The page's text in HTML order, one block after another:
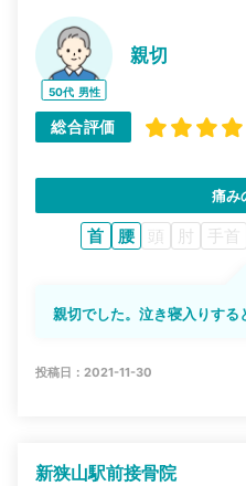
50代 男性
親切
総合評価
痛み
首 腰 頭 肘 手首
親切でした。泣き寝入りする
投稿日：2021-11-30
新狭山駅前接骨院